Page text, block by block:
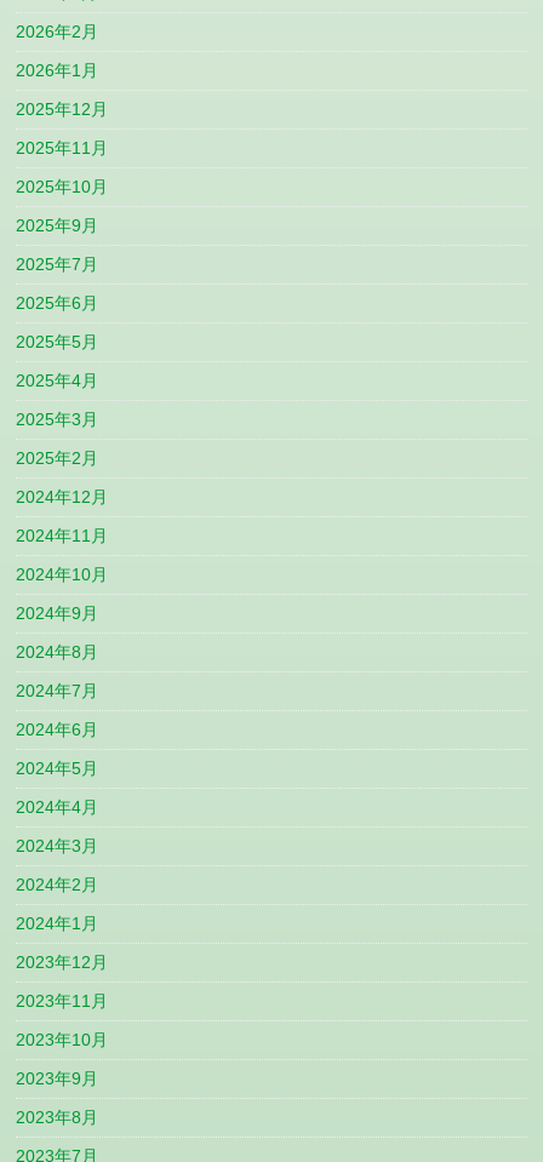
2026年2月
2026年1月
2025年12月
2025年11月
2025年10月
2025年9月
2025年7月
2025年6月
2025年5月
2025年4月
2025年3月
2025年2月
2024年12月
2024年11月
2024年10月
2024年9月
2024年8月
2024年7月
2024年6月
2024年5月
2024年4月
2024年3月
2024年2月
2024年1月
2023年12月
2023年11月
2023年10月
2023年9月
2023年8月
2023年7月